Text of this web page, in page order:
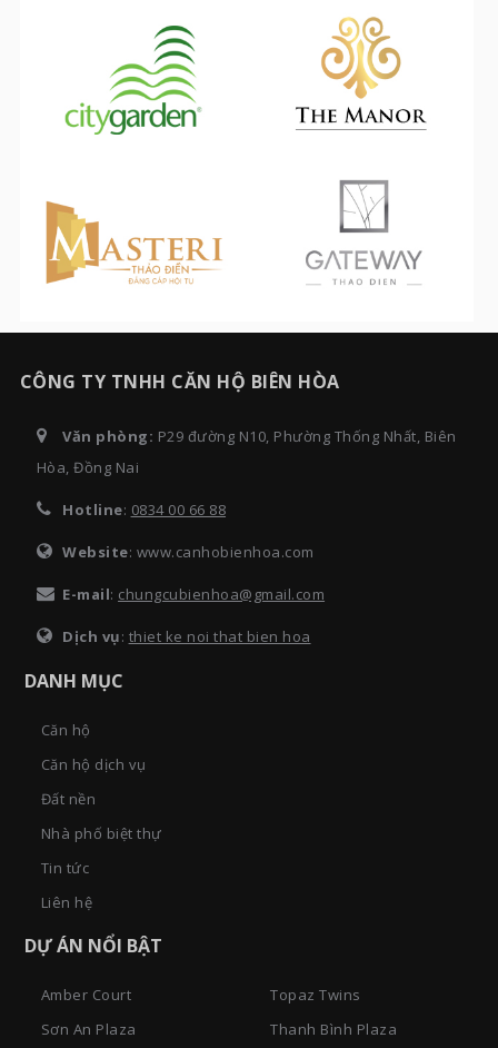
CÔNG TY TNHH CĂN HỘ BIÊN HÒA
Văn phòng: P29 đường N10, Phường Thống Nhất, Biên
Hòa, Đồng Nai
Hotline: 0834 00 66 88
Website: www.canhobienhoa.com
E-mail: chungcubienhoa@gmail.com
Dịch vụ: thiet ke noi that bien hoa
DANH MỤC
Căn hộ
Căn hộ dịch vụ
Đất nền
Nhà phố biệt thự
Tin tức
Liên hệ
DỰ ÁN NỔI BẬT
Amber Court
Topaz Twins
Sơn An Plaza
Thanh Bình Plaza